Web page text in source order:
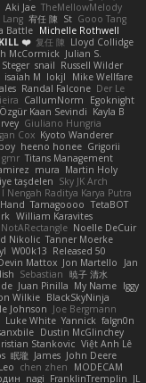
Aki Jae TheMellowMelody
宥任 陳 St Gooo Tang
Battle Michelle Rothwell
❤️ 复任 陳 Lloyd Collidge
McCormick Julian S.
snail Russell Wilder
isaiah M lokjl
Mike Wellfare
Randal Falcone Der Le
CallumNorm
Egoknight
Özgür Kaan Sevindi Kayla B
Giuliano Hungria
Cox Kyoto Wanderer
heeno honee Grigorii
Titans Management
mura Martin Holy
taşdelen Sky JK Arch
I Nengah Raditya Karya Putra
Tamagoooo TetaBOT
William Karavites
NotARectangle Noelle DeCuir
Nikolic Tanner Moerke
W00k13 Released 50
Mattox Jon Martello
Jan
Sebastian 暁子 清水
Juan Pinilla My Name Iggy
Wilkie BlackSkyNinja
Johnson Joe Bergmann
Luke White Yannick falgn0n
Dustin McGlinchey
Stankovic Việt Anh Lê
眠瓏 James John Deere
chen zhen
MODECAM
nagi FranklinTremplin JL